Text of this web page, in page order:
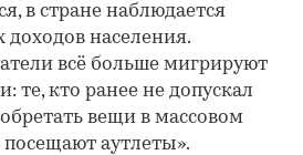
в стране наблюдается
доходов населения.
всё больше мигрируют
те, кто ранее не допускал
вещи в массовом
посещают аутлеты».